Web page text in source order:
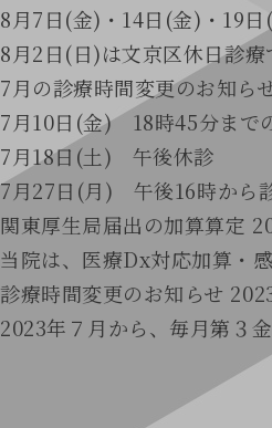
8月7日(金)・14日(金)・19
8月2日(日)は文京区休日診療
7月の診療時間変更のお知ら
7月10日(金) 18時45分まで
7月18日(土) 午後休診
7月27日(月) 午後16時から
関東厚生局届出の加算算定
当院は、医療Dx対応加算・
診療時間変更のお知らせ
2023年７月から、毎月第３